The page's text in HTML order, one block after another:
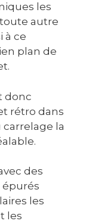
les
autre
à ce
plan de
donc
rétro dans
la
des
les
les